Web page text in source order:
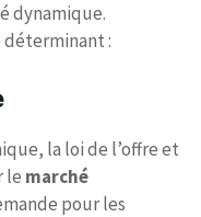
dynamique.
:
la loi de l’offre et
le marché
pour les